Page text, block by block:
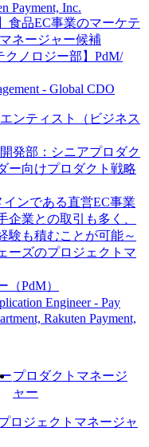
Payment, Inc.
食品EC事業のマーケテ
ネージャー候補
クノロジー部】PdM/
- Global CDO
ンティスト（ビジネス
発部：シニアプロダク
ー向けプロダクト戦略
ンである直営EC事業
企業との取引も多く、
験も積むことが可能～
ーズのプロジェクトマ
PdM）
Engineer - Pay
Rakuten Payment,
プロダクトマネージ
ャー
ロジェクトマネージャ